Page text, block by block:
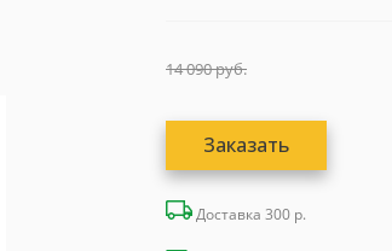
14 090руб.
Заказать
Доставка 300 р.